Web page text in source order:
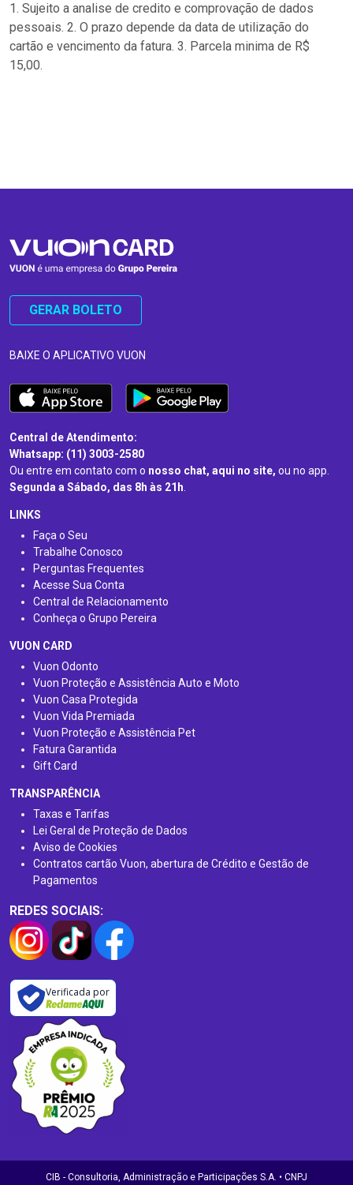
1. Sujeito a analise de credito e comprovação de dados
pessoais. 2. O prazo depende da data de utilização do
cartão e vencimento da fatura. 3. Parcela minima de R$
15,00.
GERAR BOLETO
BAIXE O APLICATIVO VUON
Central de Atendimento:
Whatsapp: (11) 3003-2580
Ou entre em contato com o nosso chat, aqui no site, ou no app.
Segunda a Sábado, das 8h às 21h.
LINKS
Faça o Seu
Trabalhe Conosco
Perguntas Frequentes
Acesse Sua Conta
Central de Relacionamento
Conheça o Grupo Pereira
VUON CARD
Vuon Odonto
Vuon Proteção e Assistência Auto e Moto
Vuon Casa Protegida
Vuon Vida Premiada
Vuon Proteção e Assistência Pet
Fatura Garantida
Gift Card
TRANSPARÊNCIA
Taxas e Tarifas
Lei Geral de Proteção de Dados
Aviso de Cookies
Contratos cartão Vuon, abertura de Crédito e Gestão de
Pagamentos
REDES SOCIAIS:
Verificada por
CIB - Consultoria, Administração e Participações S.A. • CNPJ